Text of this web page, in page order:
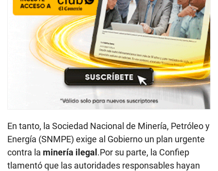
En tanto, la Sociedad Nacional de Minería, Petróleo y
Energía (SNMPE) exige al Gobierno un plan urgente
contra la minería ilegal .Por su parte, la Confiep
tlamentó que las autoridades responsables hayan